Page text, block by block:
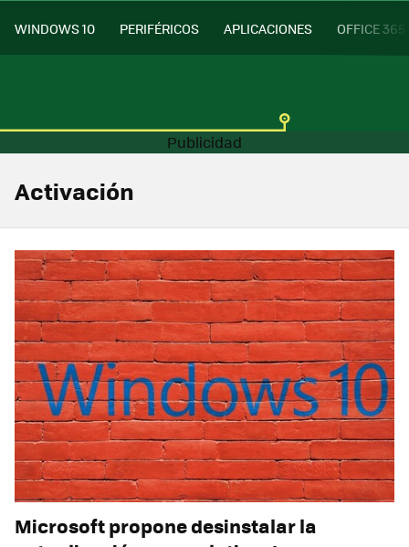
WINDOWS 10 PERIFÉRICOS APLICACIONES OFFICE 365
Activación
Microsoft propone desinstalar la